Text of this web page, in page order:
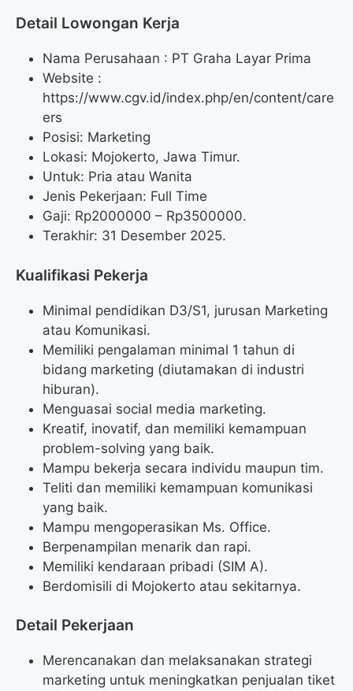
Detail Lowongan Kerja
Nama Perusahaan : PT Graha Layar Prima
Website :
https://www.cgv.id/index.php/en/content/care
ers
Posisi: Marketing
Lokasi: Mojokerto, Jawa Timur.
Untuk: Pria atau Wanita
Jenis Pekerjaan: Full Time
Gaji: Rp2000000 – Rp3500000.
Terakhir: 31 Desember 2025.
Kualifikasi Pekerja
Minimal pendidikan D3/S1, jurusan Marketing
atau Komunikasi.
Memiliki pengalaman minimal 1 tahun di
bidang marketing (diutamakan di industri
hiburan).
Menguasai social media marketing.
Kreatif, inovatif, dan memiliki kemampuan
problem-solving yang baik.
Mampu bekerja secara individu maupun tim.
Teliti dan memiliki kemampuan komunikasi
yang baik.
Mampu mengoperasikan Ms. Office.
Berpenampilan menarik dan rapi.
Memiliki kendaraan pribadi (SIM A).
Berdomisili di Mojokerto atau sekitarnya.
Detail Pekerjaan
Merencanakan dan melaksanakan strategi
marketing untuk meningkatkan penjualan tiket